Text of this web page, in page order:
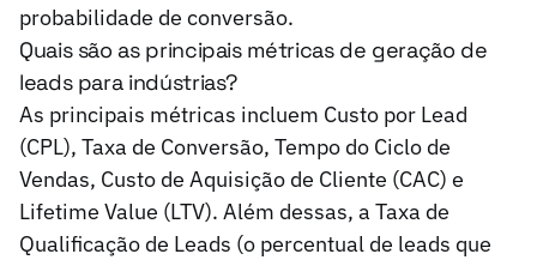
probabilidade de conversão.
Quais são as principais métricas de geração de
leads para indústrias?
As principais métricas incluem Custo por Lead
(CPL), Taxa de Conversão, Tempo do Ciclo de
Vendas, Custo de Aquisição de Cliente (CAC) e
Lifetime Value (LTV). Além dessas, a Taxa de
Qualificação de Leads (o percentual de leads que